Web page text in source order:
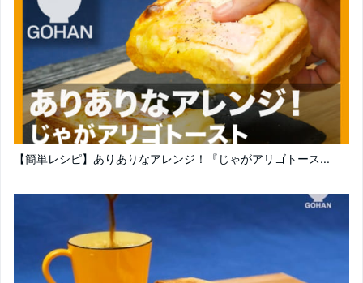
【簡単レシピ】ありありなアレンジ！『じゃがアリゴトース...